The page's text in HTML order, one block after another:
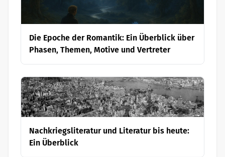
Die Epoche der Romantik: Ein Überblick über
Phasen, Themen, Motive und Vertreter
Nachkriegsliteratur und Literatur bis heute:
Ein Überblick